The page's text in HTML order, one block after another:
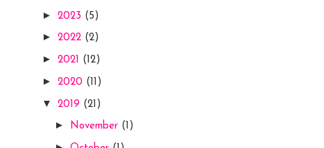
► 2023 (5)
► 2022 (2)
► 2021 (12)
► 2020 (11)
▼ 2019 (21)
► November (1)